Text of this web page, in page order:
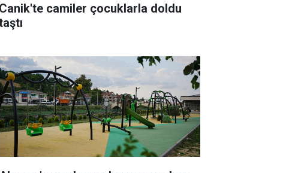
Canik'te camiler çocuklarla doldu